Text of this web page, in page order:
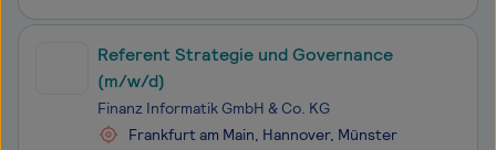
Referent Strategie und Governance
(m/w/d)
Finanz Informatik GmbH & Co. KG
Frankfurt am Main, Hannover, Münster